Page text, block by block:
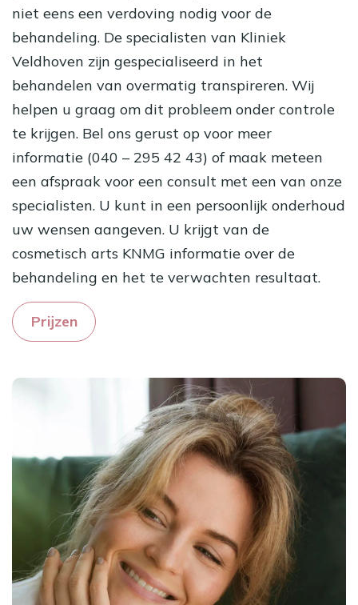
niet eens een verdoving nodig voor de
behandeling. De specialisten van Kliniek
Veldhoven zijn gespecialiseerd in het
behandelen van overmatig transpireren. Wij
helpen u graag om dit probleem onder controle
te krijgen. Bel ons gerust op voor meer
informatie (040 – 295 42 43) of maak meteen
een afspraak voor een consult met een van onze
specialisten. U kunt in een persoonlijk onderhoud
uw wensen aangeven. U krijgt van de
cosmetisch arts KNMG informatie over de
behandeling en het te verwachten resultaat.
Prijzen